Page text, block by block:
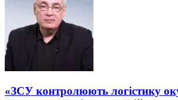
«ЗСУ контролюють логістику